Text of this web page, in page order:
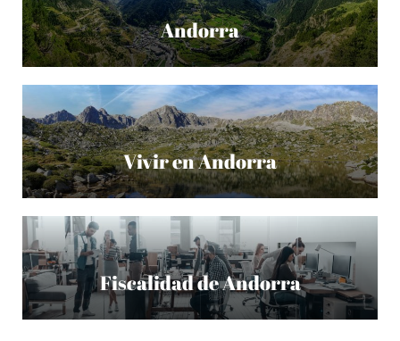
Andorra
Vivir en Andorra
Fiscalidad de Andorra